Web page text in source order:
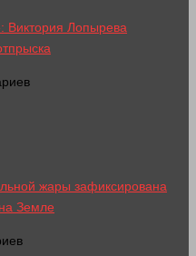
Виктория Лопырева
жары зафиксирована
Земле